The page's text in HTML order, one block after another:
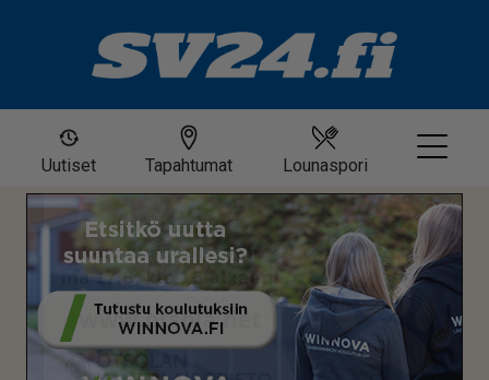
Uutiset Tapahtumat Lounaspori